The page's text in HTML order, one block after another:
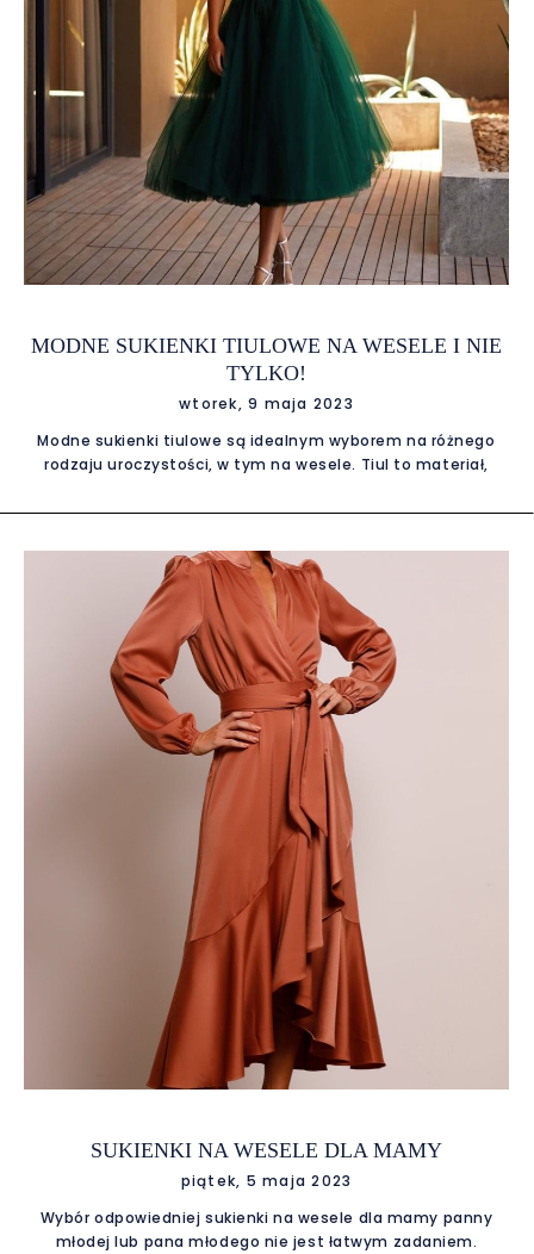
MODNE SUKIENKI TIULOWE NA WESELE I NIE
TYLKO!
wtorek, 9 maja 2023
Modne sukienki tiulowe są idealnym wyborem na różnego
rodzaju uroczystości, w tym na wesele. Tiul to materiał,
sukienki na specjalną okazję, warto zwrócić uwagę na
się tiulowe sukienki w pastelowych kolorach, takich jak
pudrowy róż czy zieleń. Taki wybór z pewnością wpisuje się w
aktualne trendy i pozwala poczuć się wyjątkowo. Sukienki
tiulowe występują w różnych fasonach - od zwiewnych i
lekkich po bardziej dopasowane modele. Ważne, aby
dopasować fason do swojej sylwetki, by sukienka idealnie
podkreślała jej atuty. W E-Garderobe wypożyczysz tiulowe
sukienki midi, które pasują niemal na każdą sylwetkę. Dobrze
dobrane dodatki, takie jak biżuteria czy buty, podkreślą
charakter stylizacji. W przypadku tiulowych sukienek
najlepiej postawić na delikatne, subtelne akcenty, aby nie
przytłoczyć całości. Tiulowe sukie
SUKIENKI NA WESELE DLA MAMY
piątek, 5 maja 2023
Wybór odpowiedniej sukienki na wesele dla mamy panny
młodej lub pana młodego nie jest łatwym zadaniem.